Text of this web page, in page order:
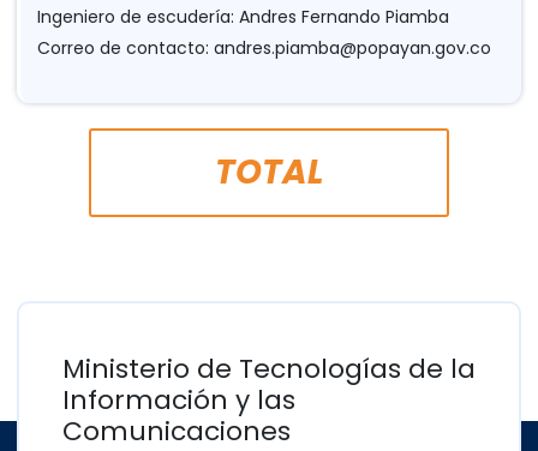
Ingeniero de escudería: Andres Fernando Piamba
Correo de contacto: andres.piamba@popayan.gov.co
TOTAL
Ministerio de Tecnologías de la
Información y las
Comunicaciones